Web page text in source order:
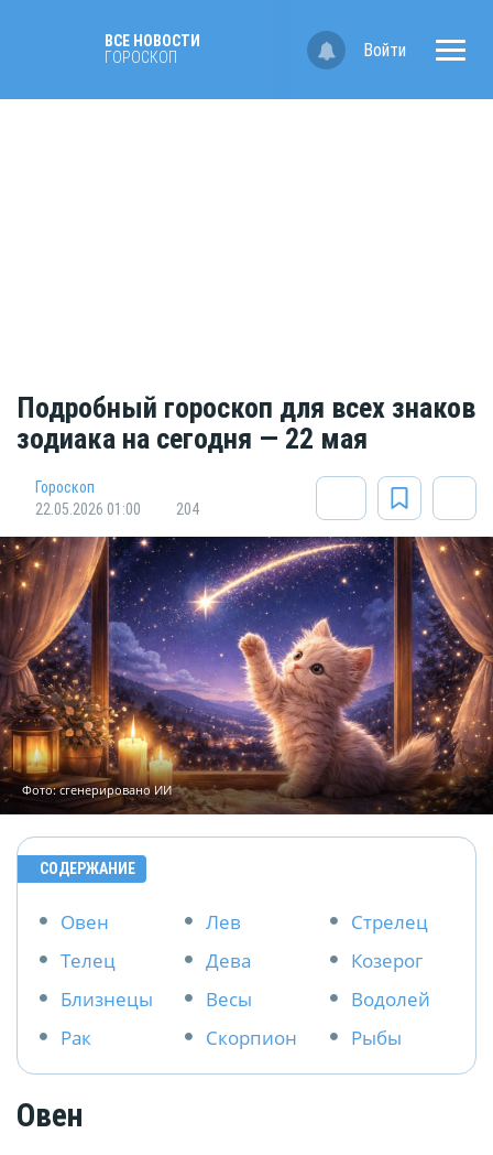
ВСЕ НОВОСТИ
ГОРОСКОП
Войти
Подробный гороскоп для всех знаков
зодиака на сегодня — 22 мая
Гороскоп
22.05.2026 01:00
204
Фото: сгенерировано ИИ
СОДЕРЖАНИЕ
Овен
Телец
Близнецы
Рак
Лев
Дева
Весы
Скорпион
Стрелец
Козерог
Водолей
Рыбы
Овен